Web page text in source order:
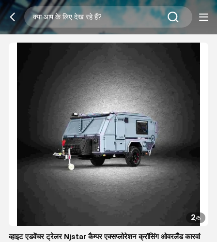
2/6
व्हाइट एडवेंचर ट्रेलर Njstar कैम्पर एक्सप्लोरेशन क्रॉसिंग ओवरलैंड कारवां